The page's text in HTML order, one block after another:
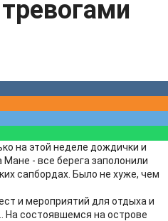
на этой неделе дождички и
- все берега заполонили
сапбордах. Было не хуже, чем
и мероприятий для отдыха и
На состоявшемся на острове